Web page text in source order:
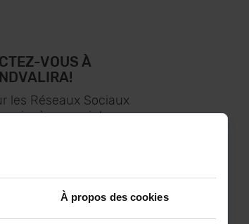
À propos des cookies
VOUS À
les Réseaux Sociaux
à recevoir les